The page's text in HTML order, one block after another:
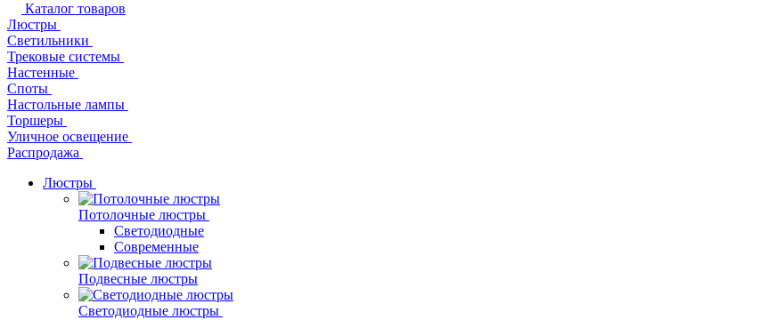
Каталог товаров
Люстры
Светильники
Трековые системы
Настенные
Споты
Настольные лампы
Торшеры
Уличное освещение
Распродажа
Люстры
Потолочные люстры
Светодиодные
Современные
Подвесные люстры
Светодиодные люстры